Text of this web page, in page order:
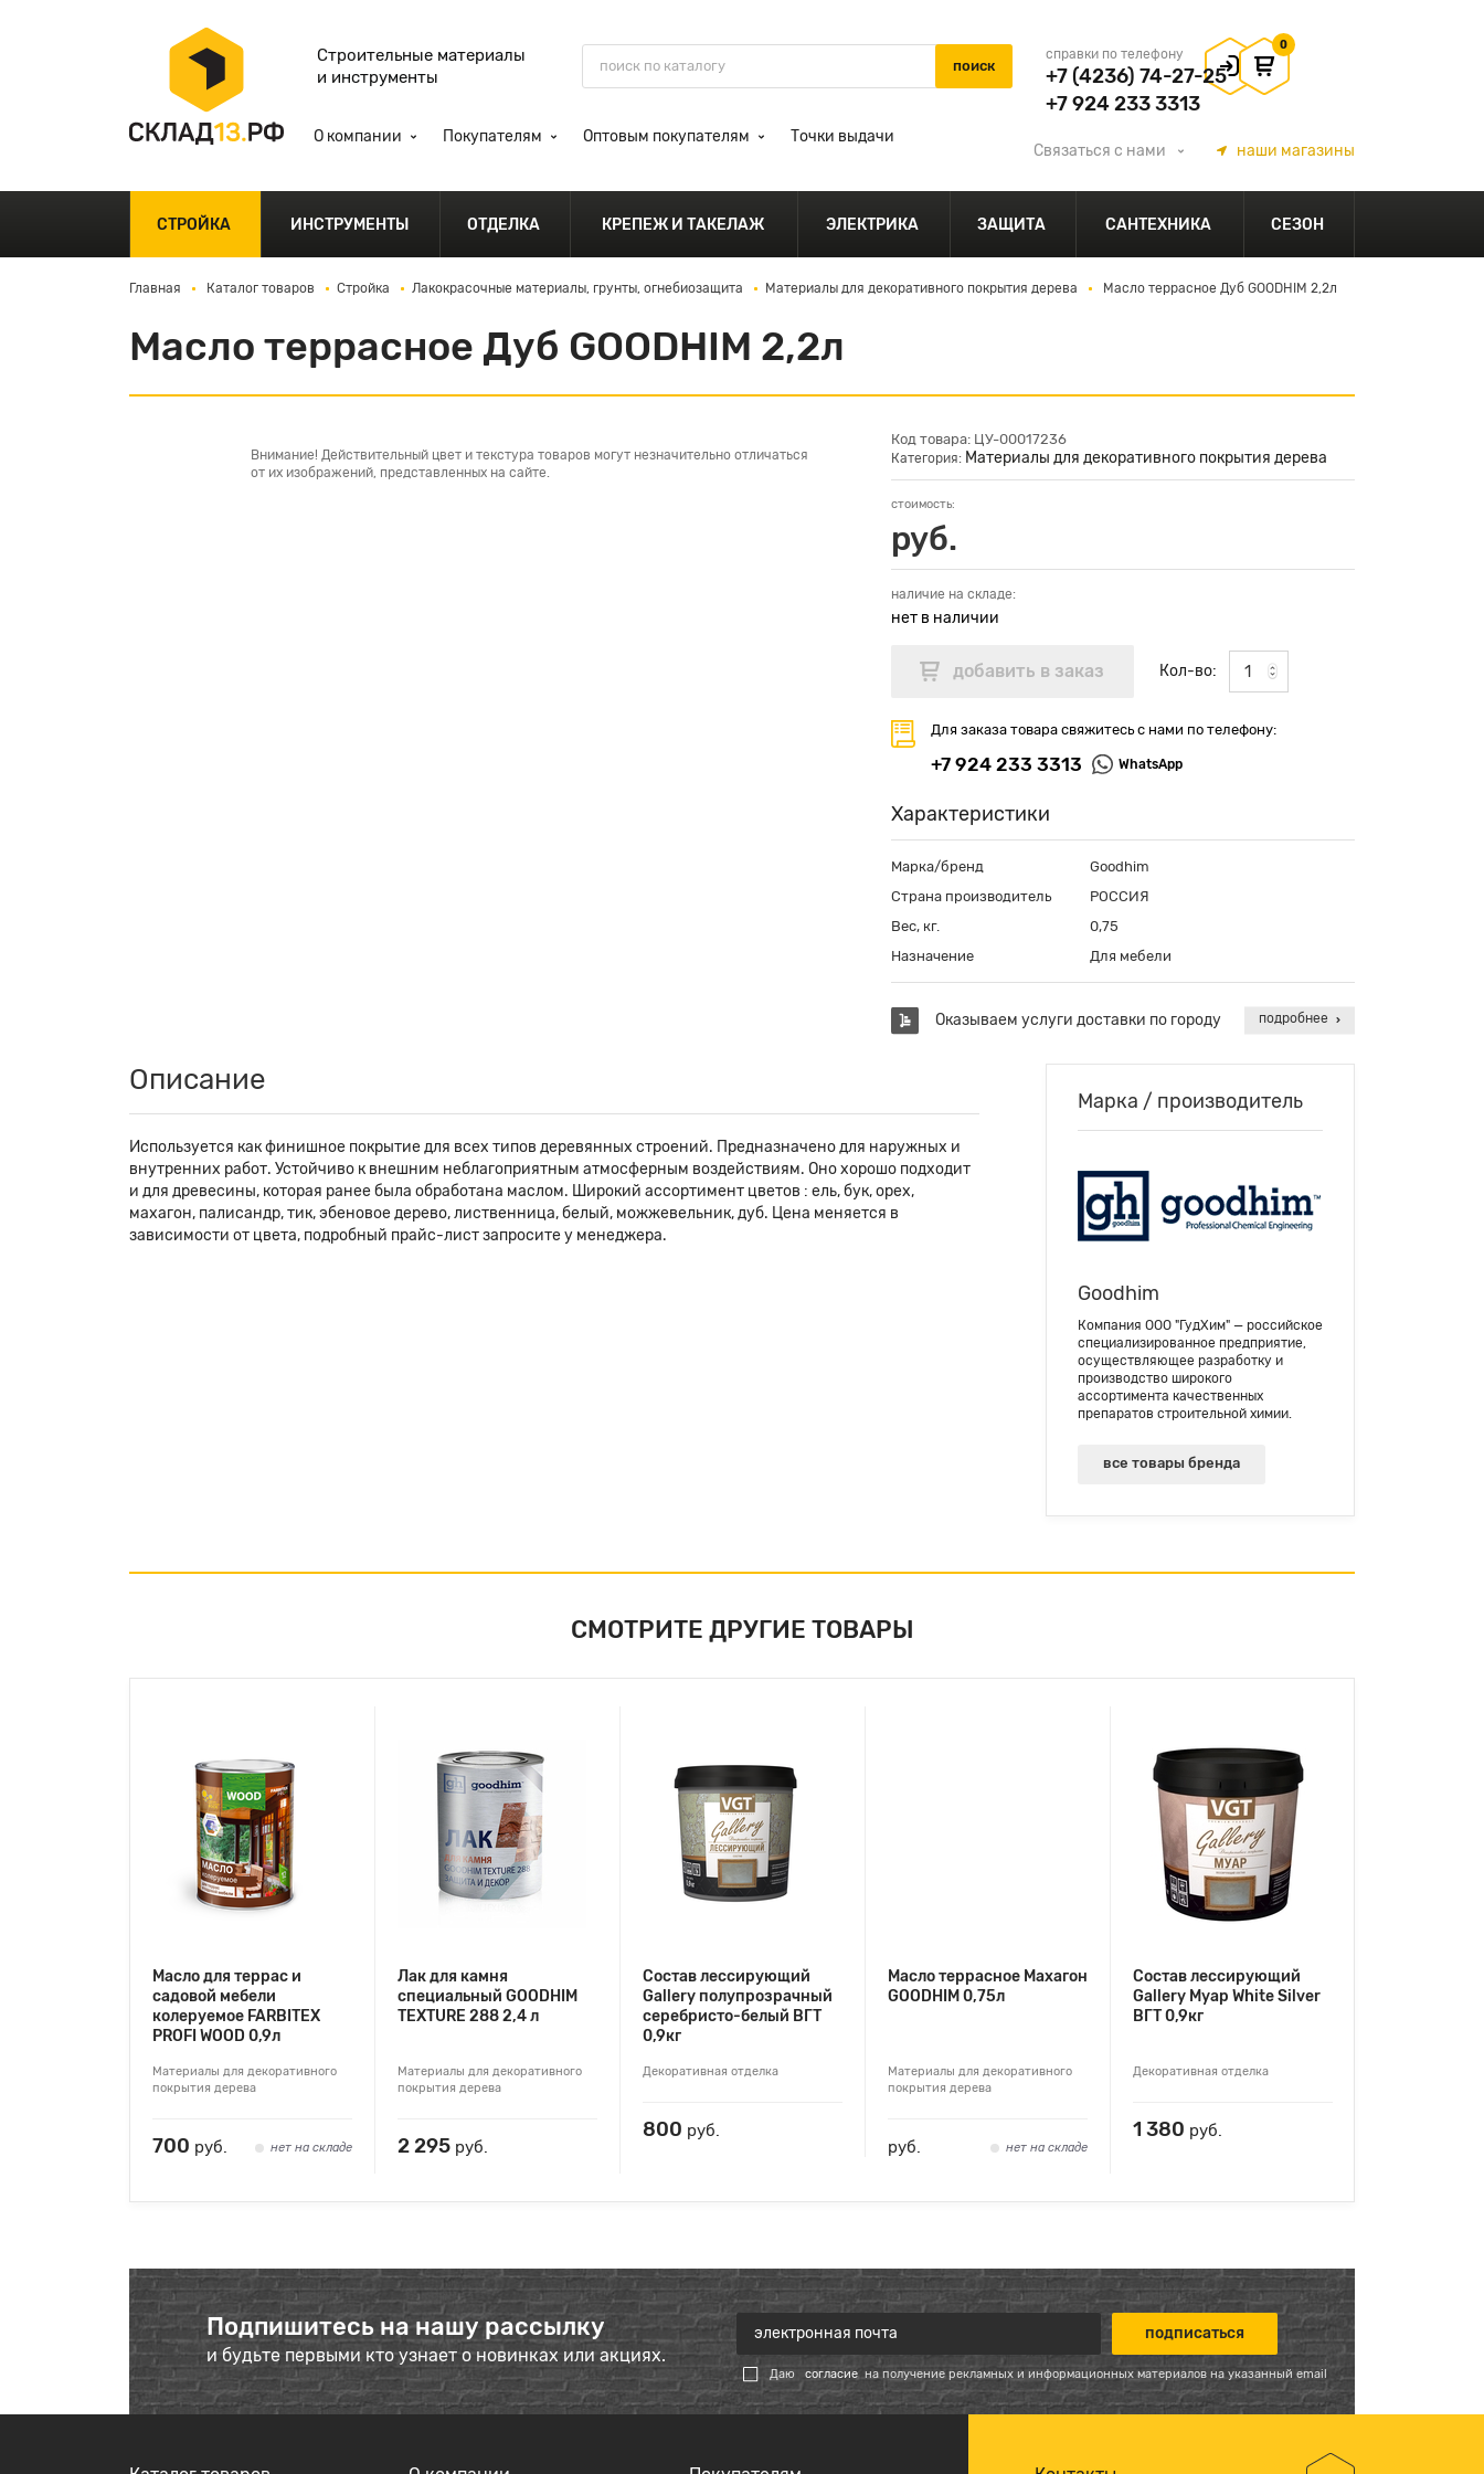
Строительные материалы
и инструменты
справки по телефону
+7 (4236) 74-27-25
+7 924 233 3313
0
О компании Покупателям Оптовым покупателям Точки выдачи
Связаться с нами наши магазины
СТРОЙКА ИНСТРУМЕНТЫ ОТДЕЛКА КРЕПЕЖ И ТАКЕЛАЖ ЭЛЕКТРИКА ЗАЩИТА САНТЕХНИКА СЕЗОН
Главная Каталог товаров Стройка Лакокрасочные материалы, грунты, огнебиозащита Материалы для декоративного покрытия дерева Масло террасное Дуб GOODHIM 2,2л
Масло террасное Дуб GOODHIM 2,2л
Внимание! Действительный цвет и текстура товаров могут незначительно отличаться
от их изображений, представленных на сайте.
Код товара: ЦУ-00017236
Категория: Материалы для декоративного покрытия дерева
стоимость:
руб.
наличие на складе:
нет в наличии
Кол-во:
Для заказа товара свяжитесь с нами по телефону:
+7 924 233 3313 WhatsApp
Характеристики
Марка/бренд
Goodhim
Страна производитель
РОССИЯ
Вес, кг.
0,75
Назначение
Для мебели
Оказываем услуги доставки по городу подробнее
Описание
Используется как финишное покрытие для всех типов деревянных строений. Предназначено для наружных и
внутренних работ. Устойчиво к внешним неблагоприятным атмосферным воздействиям. Оно хорошо подходит
и для древесины, которая ранее была обработана маслом. Широкий ассортимент цветов : ель, бук, орех,
махагон, палисандр, тик, эбеновое дерево, лиственница, белый, можжевельник, дуб. Цена меняется в
зависимости от цвета, подробный прайс-лист запросите у менеджера.
Марка / производитель
Goodhim
Компания ООО "ГудХим" — российское
специализированное предприятие,
осуществляющее разработку и
производство широкого
ассортимента качественных
препаратов строительной химии.
все товары бренда
СМОТРИТЕ ДРУГИЕ ТОВАРЫ
Масло для террас и
садовой мебели
колеруемое FARBITEX
PROFI WOOD 0,9л
Материалы для декоративного
покрытия дерева
700 руб. нет на складе
Лак для камня
специальный GOODHIM
TEXTURE 288 2,4 л
Материалы для декоративного
покрытия дерева
2 295 руб.
Состав лессирующий
Gallery полупрозрачный
серебристо-белый ВГТ
0,9кг
Декоративная отделка
800 руб.
Масло террасное Махагон
GOODHIM 0,75л
Материалы для декоративного
покрытия дерева
руб. нет на складе
Состав лессирующий
Gallery Myap White Silver
ВГТ 0,9кг
Декоративная отделка
1 380 руб.
Подпишитесь на нашу рассылку
и будьте первыми кто узнает о новинках или акциях.
Даю согласие на получение рекламных и информационных материалов на указанный email